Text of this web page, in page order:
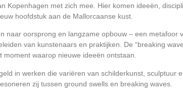
Kopenhagen met zich mee. Hier komen ideeën,
hoofdstuk aan de Mallorcaanse kust.
naar oorsprong en langzame opbouw – een metafoor
van kunstenaars en praktijken. De “breaking
waarop nieuwe ideeën ontstaan.
in werken die variëren van schilderkunst, sculptuur
zij tussen ground swells en breaking waves.